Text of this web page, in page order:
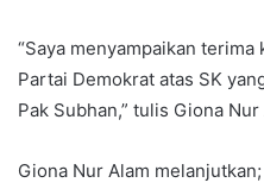
“Saya menyampaikan
Partai Demokrat atas SK
Pak Subhan,” tulis Giona
Giona Nur Alam